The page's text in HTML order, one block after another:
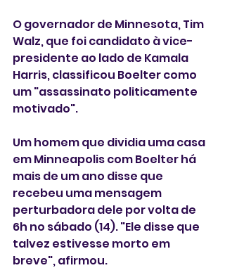
O governador de Minnesota, Tim
Walz, que foi candidato à vice-
presidente ao lado de Kamala
Harris, classificou Boelter como
um "assassinato politicamente
motivado".
Um homem que dividia uma casa
em Minneapolis com Boelter há
mais de um ano disse que
recebeu uma mensagem
perturbadora dele por volta de
6h no sábado (14). "Ele disse que
talvez estivesse morto em
breve", afirmou.